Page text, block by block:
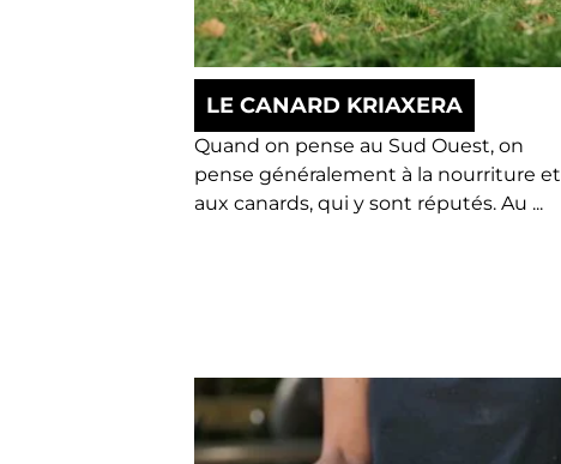
LE CANARD KRIAXERA
Quand on pense au Sud Ouest, on
pense généralement à la nourriture et
aux canards, qui y sont réputés. Au ...